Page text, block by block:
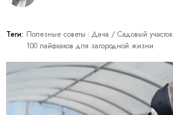
Теги: Полезные советы Дача / Cадовый участок
100 лайфхаков для загородной жизни